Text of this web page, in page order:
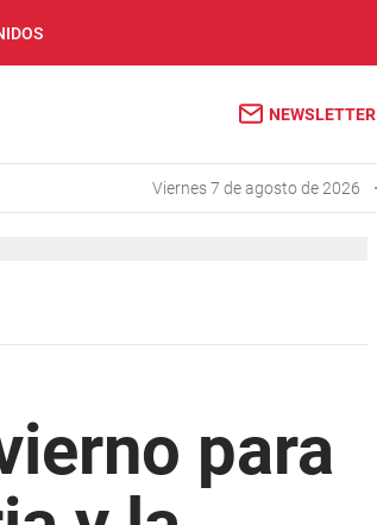
NEWSLETTER
viernes 7 de agosto de 2026
para